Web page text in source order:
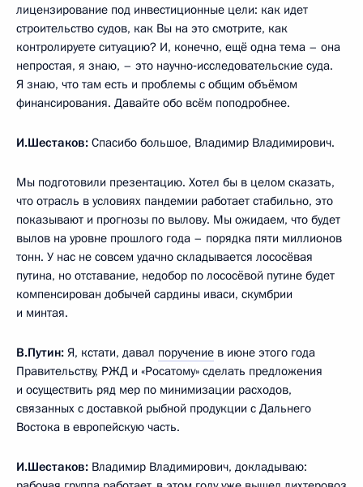
лицензирование под инвестиционные цели: как идет
строительство судов, как Вы на это смотрите, как
контролируете ситуацию? И, конечно, ещё одна тема – она
непростая, я знаю, – это научно‑исследовательские суда.
Я знаю, что там есть и проблемы с общим объёмом
финансирования. Давайте обо всём поподробнее.
И.Шестаков: Спасибо большое, Владимир Владимирович.
Мы подготовили презентацию. Хотел бы в целом сказать,
что отрасль в условиях пандемии работает стабильно, это
показывают и прогнозы по вылову. Мы ожидаем, что будет
вылов на уровне прошлого года – порядка пяти миллионов
тонн. У нас не совсем удачно складывается лососёвая
путина, но отставание, недобор по лососёвой путине будет
компенсирован добычей сардины иваси, скумбрии
и минтая.
В.Путин: Я, кстати, давал поручение в июне этого года
Правительству, РЖД и «Росатому» сделать предложения
и осуществить ряд мер по минимизации расходов,
связанных с доставкой рыбной продукции с Дальнего
Востока в европейскую часть.
И.Шестаков: Владимир Владимирович, докладываю: